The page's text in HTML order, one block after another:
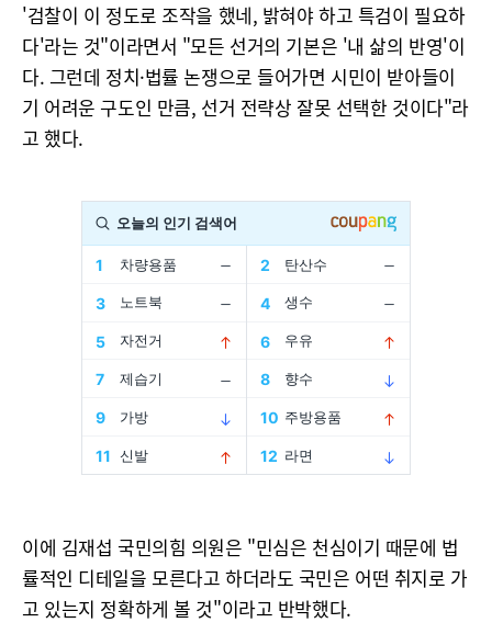
'검찰이 이 정도로 조작을 했네, 밝혀야 하고 특검이 필요하
다'라는 것"이라면서 "모든 선거의 기본은 '내 삶의 반영'이
다. 그런데 정치·법률 논쟁으로 들어가면 시민이 받아들이
기 어려운 구도인 만큼, 선거 전략상 잘못 선택한 것이다"라
고 했다.
이에 김재섭 국민의힘 의원은 "민심은 천심이기 때문에 법
률적인 디테일을 모른다고 하더라도 국민은 어떤 취지로 가
고 있는지 정확하게 볼 것"이라고 반박했다.